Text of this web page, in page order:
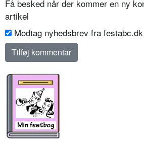
Få besked når der kommer en ny
artikel
Modtag nyhedsbrev fra festabc.dk